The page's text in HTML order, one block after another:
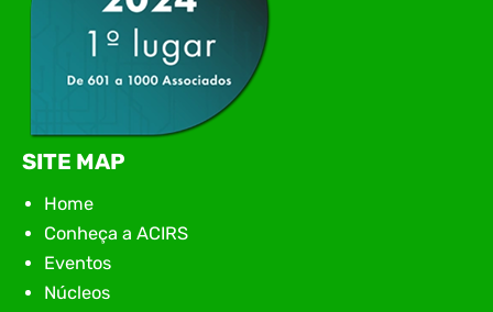
SITE MAP
Home
Conheça a ACIRS
Eventos
Núcleos